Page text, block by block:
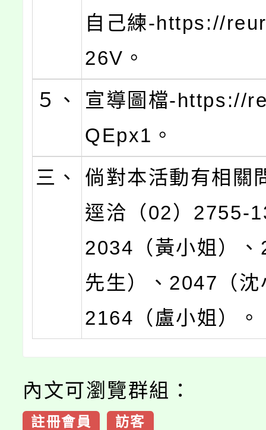
自己練-https://
26V。
５、
宣導圖檔-https://
QEpx1。
三、
倘對本活動有相關
逕洽（02）2755-
2034（黃小姐）
先生）、2047（
2164（盧小姐）。
內文可瀏覽群組：
註冊會員 訪客